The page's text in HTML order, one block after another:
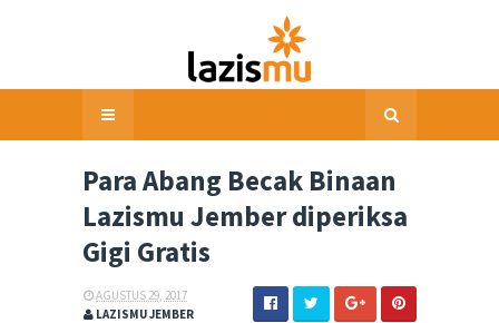
Para Abang Becak Binaan
Lazismu Jember diperiksa
Gigi Gratis
AGUSTUS 29, 2017
LAZISMU JEMBER